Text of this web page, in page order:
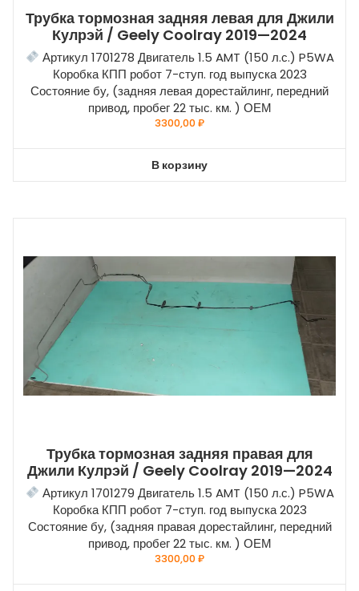
Трубка тормозная задняя левая для Джили
Кулрэй / Geely Coolray 2019—2024
Артикул 1701278 Двигатель 1.5 AMT (150 л.с.) P5WA
Коробка КПП робот 7-ступ. год выпуска 2023
Состояние бу, (задняя левая дорестайлинг, передний
привод, пробег 22 тыс. км. ) ОЕМ
3300,00₽
В корзину
Трубка тормозная задняя правая для
Джили Кулрэй / Geely Coolray 2019—2024
Артикул 1701279 Двигатель 1.5 AMT (150 л.с.) P5WA
Коробка КПП робот 7-ступ. год выпуска 2023
Состояние бу, (задняя правая дорестайлинг, передний
привод, пробег 22 тыс. км. ) ОЕМ
3300,00₽